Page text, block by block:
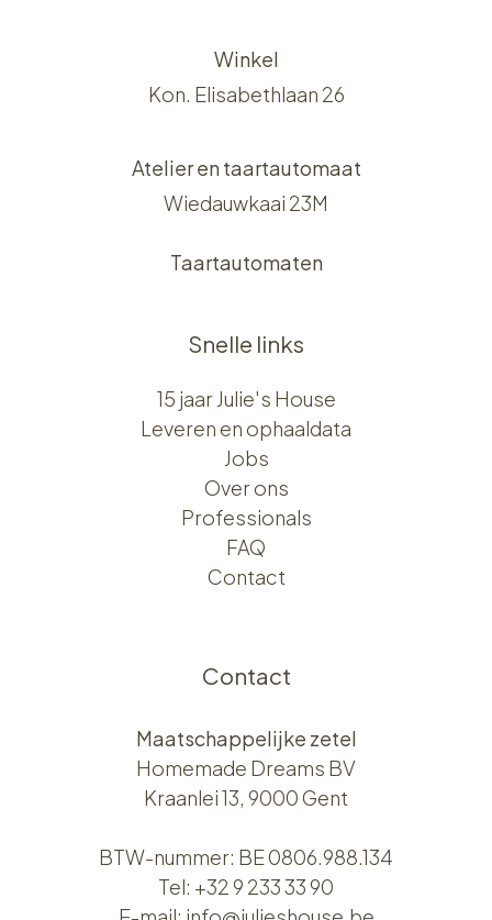
Winkel
Kon. Elisabethlaan 26
Atelier en taartautomaat
Wiedauwkaai 23M
Taartautomaten
Snelle links
15 jaar Julie's House
Leveren en ophaaldata
Jobs
Over ons​​
Professionals
FAQ
Contact
Contact
Maatschappelijke zetel
Homemade Dreams BV
Kraanlei 13, 9000 Gent
BTW-nummer: BE 0806.988.134
Tel: +32 9 233 33 90